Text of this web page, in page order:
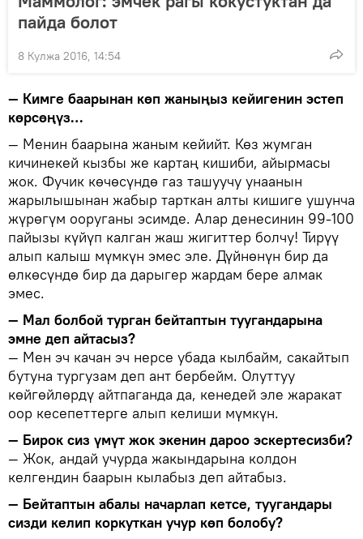
пайда болот
8 Кулжа 2016, 14:54
— Кимге баарынан көп жаныңыз кейигенин эстеп
көрсөңүз…
— Менин баарына жаным кейийт. Көз жумган
кичинекей кызбы же картаң кишиби, айырмасы
жок. Фучик көчөсүндө газ ташуучу унаанын
жарылышынан жабыр тарткан алты кишиге ушунча
жүрөгүм ооруганы эсимде. Алар денесинин 99-100
пайызы күйүп калган жаш жигиттер болчу! Тирүү
алып калыш мүмкүн эмес эле. Дүйнөнүн бир да
өлкөсүндө бир да дарыгер жардам бере алмак
эмес.
— Мал болбой турган бейтаптын туугандарына
эмне деп айтасыз?
— Мен эч качан эч нерсе убада кылбайм, сакайтып
бутуна тургузам деп ант бербейм. Олуттуу
көйгөйлөрдү айтпаганда да, кенедей эле жаракат
оор кесепеттерге алып келиши мүмкүн.
— Бирок сиз үмүт жок экенин дароо эскертесизби?
— Жок, андай учурда жакындарына колдон
келгендин баарын кылабыз деп айтабыз.
— Бейтаптын абалы начарлап кетсе, туугандары
сизди келип коркуткан учур көп болобу?